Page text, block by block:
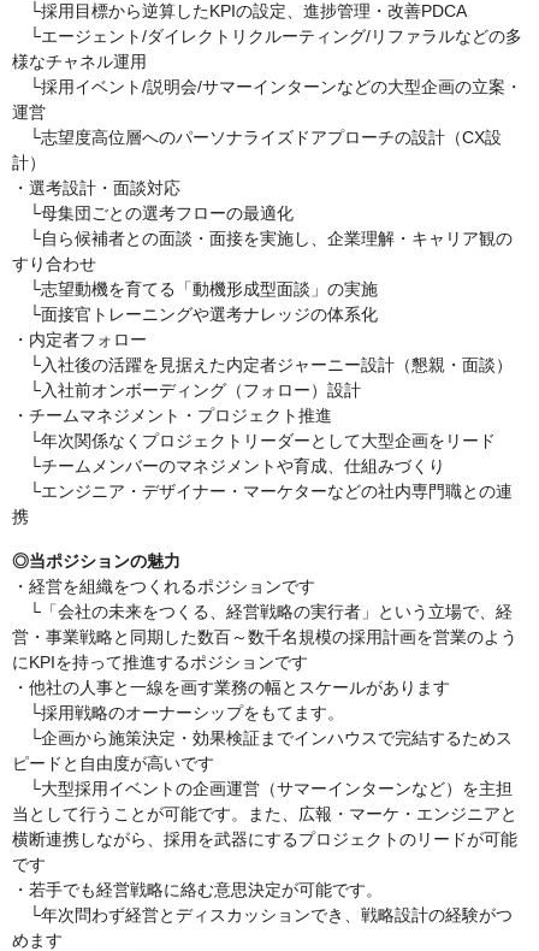
└採用目標から逆算したKPIの設定、進捗管理・改善PDCA
└エージェント/ダイレクトリクルーティング/リファラルなどの多
様なチャネル運用
└採用イベント/説明会/サマーインターンなどの大型企画の立案・
運営
└志望度高位層へのパーソナライズドアプローチの設計（CX設
計）
・選考設計・面談対応
└母集団ごとの選考フローの最適化
└自ら候補者との面談・面接を実施し、企業理解・キャリア観の
すり合わせ
└志望動機を育てる「動機形成型面談」の実施
└面接官トレーニングや選考ナレッジの体系化
・内定者フォロー
└入社後の活躍を見据えた内定者ジャーニー設計（懇親・面談）
└入社前オンボーディング（フォロー）設計
・チームマネジメント・プロジェクト推進
└年次関係なくプロジェクトリーダーとして大型企画をリード
└チームメンバーのマネジメントや育成、仕組みづくり
└エンジニア・デザイナー・マーケターなどの社内専門職との連
携
◎当ポジションの魅力
・経営を組織をつくれるポジションです
└「会社の未来をつくる、経営戦略の実行者」という立場で、経
営・事業戦略と同期した数百～数千名規模の採用計画を営業のよう
にKPIを持って推進するポジションです
・他社の人事と一線を画す業務の幅とスケールがあります
└採用戦略のオーナーシップをもてます。
└企画から施策決定・効果検証までインハウスで完結するためス
ピードと自由度が高いです
└大型採用イベントの企画運営（サマーインターンなど）を主担
当として行うことが可能です。また、広報・マーケ・エンジニアと
横断連携しながら、採用を武器にするプロジェクトのリードが可能
です
・若手でも経営戦略に絡む意思決定が可能です。
└年次問わず経営とディスカッションでき、戦略設計の経験がつ
めます